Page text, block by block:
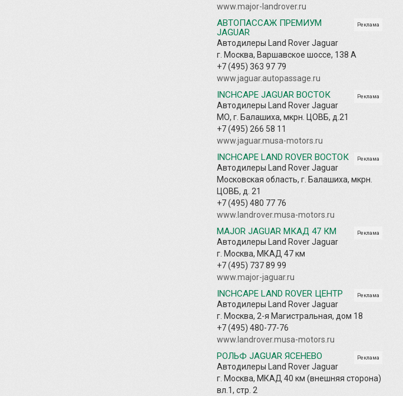
www.major-landrover.ru
Реклама
АВТОПАССАЖ ПРЕМИУМ
JAGUAR
Автодилеры Land Rover Jaguar
г. Москва, Варшавское шоссе, 138 А
+7 (495) 363 97 79
www.jaguar.autopassage.ru
Реклама
INCHCAPE JAGUAR ВОСТОК
Автодилеры Land Rover Jaguar
МО, г. Балашиха, мкрн. ЦОВБ, д.21
+7 (495) 266 58 11
www.jaguar.musa-motors.ru
Реклама
INCHCAPE LAND ROVER ВОСТОК
Автодилеры Land Rover Jaguar
Московская область, г. Балашиха, мкрн.
ЦОВБ, д. 21
+7 (495) 480 77 76
www.landrover.musa-motors.ru
Реклама
MAJOR JAGUAR МКАД 47 КМ
Автодилеры Land Rover Jaguar
г. Москва, МКАД 47 км
+7 (495) 737 89 99
www.major-jaguar.ru
Реклама
INCHCAPE LAND ROVER ЦЕНТР
Автодилеры Land Rover Jaguar
г. Москва, 2-я Магистральная, дом 18
+7 (495) 480-77-76
www.landrover.musa-motors.ru
Реклама
РОЛЬФ JAGUAR ЯСЕНЕВО
Автодилеры Land Rover Jaguar
г. Москва, МКАД 40 км (внешняя сторона)
вл.1, стр. 2